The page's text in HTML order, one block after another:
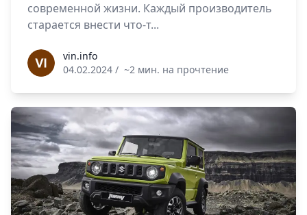
современной жизни. Каждый производитель
старается внести что-т...
vin.infovin.info
04.02.2024 / ~2 мин. на прочтение